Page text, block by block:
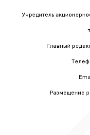
Учредитель
Главный
Размещение